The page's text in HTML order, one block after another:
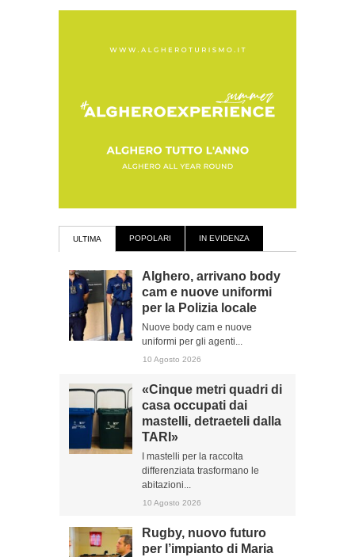
ULTIMA POPOLARI IN EVIDENZA
Alghero, arrivano body
cam e nuove uniformi
per la Polizia locale
Nuove body cam e nuove
uniformi per gli agenti...
10 Agosto 2026
«Cinque metri quadri di
casa occupati dai
mastelli, detraeteli dalla
TARI»
I mastelli per la raccolta
differenziata trasformano le
abitazioni...
10 Agosto 2026
Rugby, nuovo futuro
per l’impianto di Maria